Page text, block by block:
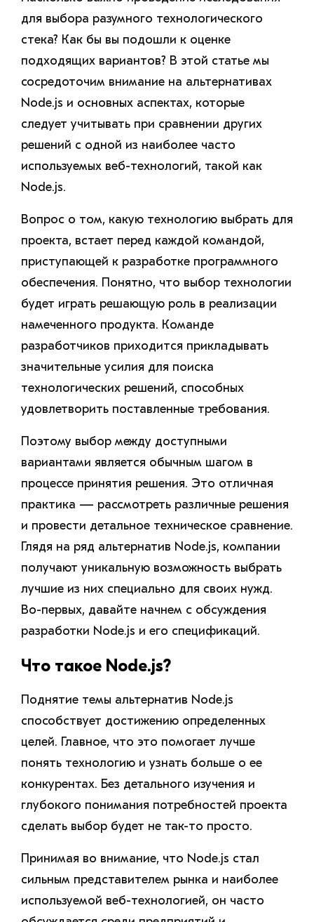
для выбора разумного технологического
стека? Как бы вы подошли к оценке
подходящих вариантов? В этой статье мы
сосредоточим внимание на альтернативах
Node.js и основных аспектах, которые
следует учитывать при сравнении других
решений с одной из наиболее часто
используемых веб-технологий, такой как
Node.js.
Вопрос о том, какую технологию выбрать для
проекта, встает перед каждой командой,
приступающей к разработке программного
обеспечения. Понятно, что выбор технологии
будет играть решающую роль в реализации
намеченного продукта. Команде
разработчиков приходится прикладывать
значительные усилия для поиска
технологических решений, способных
удовлетворить поставленные требования.
Поэтому выбор между доступными
вариантами является обычным шагом в
процессе принятия решения. Это отличная
практика — рассмотреть различные решения
и провести детальное техническое сравнение.
Глядя на ряд альтернатив Node.js, компании
получают уникальную возможность выбрать
лучшие из них специально для своих нужд.
Во-первых, давайте начнем с обсуждения
разработки Node.js и его спецификаций.
Что такое Node.js?
Поднятие темы альтернатив Node.js
способствует достижению определенных
целей. Главное, что это помогает лучше
понять технологию и узнать больше о ее
конкурентах. Без детального изучения и
глубокого понимания потребностей проекта
сделать выбор будет не так-то просто.
Принимая во внимание, что Node.js стал
сильным представителем рынка и наиболее
используемой веб-технологией, он часто